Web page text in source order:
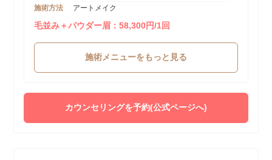
施術方法
アートメイク
毛並み＋パウダー眉：58,300円/1回
施術メニューをもっと見る
カウンセリングを予約(公式ページへ)